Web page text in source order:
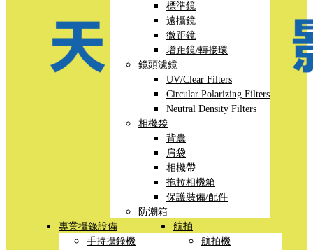
標準鏡
遠攝鏡
微距鏡
增距鏡/轉接環
鏡頭濾鏡
UV/Clear Filters
Circular Polarizing Filters
Neutral Density Filters
相機袋
背囊
肩袋
相機帶
拖拉相機箱
保護裝備/配件
防潮箱
專業攝錄設備
手持攝錄機
航拍
航拍機